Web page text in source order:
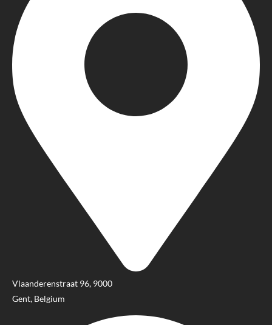
Vlaanderenstraat 96, 9000
Gent, Belgium